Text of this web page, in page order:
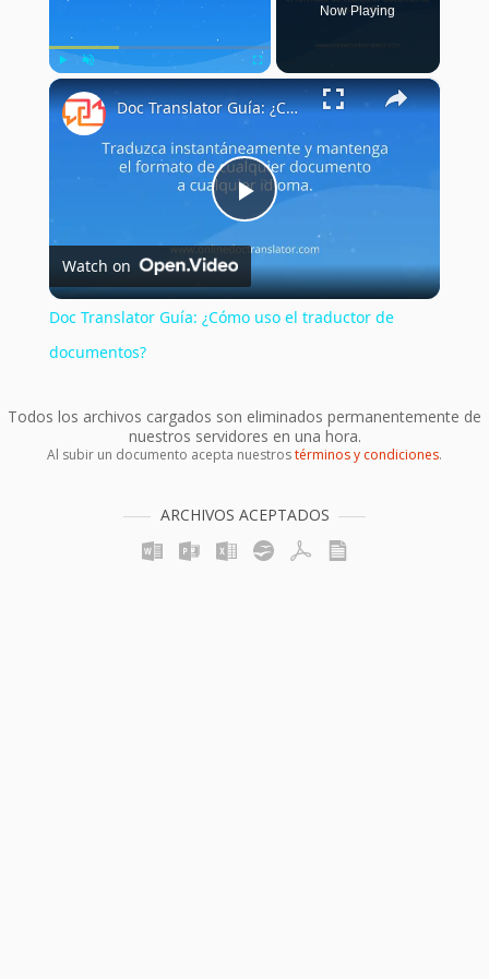
Play Unmute Fullscreen
Now Playing
×
Play
Video
Doc Translator Guía: ¿Cómo uso el traductor de documentos?
Watch on
Doc Translator Guía: ¿Cómo uso el traductor de
documentos?
Todos los archivos cargados son eliminados permanentemente de
nuestros servidores en una hora.
Al subir un documento acepta nuestrostérminos y condiciones.
ARCHIVOS ACEPTADOS